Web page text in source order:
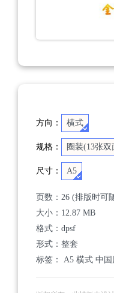
方向： 横式
规格： 圈装(13张双
尺寸： A5
页数： 26 (排版时可
大小： 12.87 MB
格式： dpsf
形式：整套
标签：
A5 横式 中国